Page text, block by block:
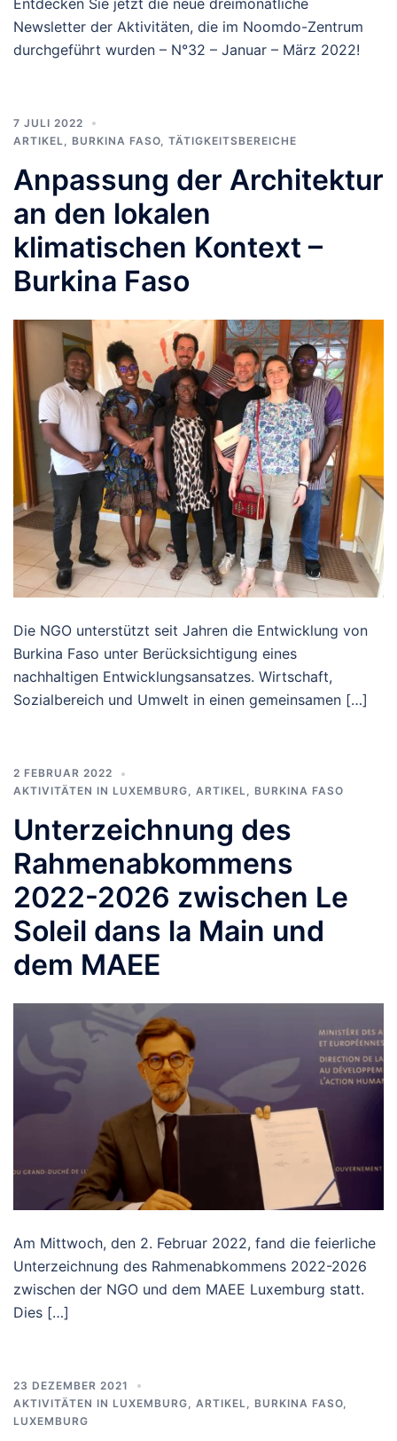
Newsletter der Aktivitäten, die im Noomdo-Zentrum
durchgeführt wurden – N°32 – Januar – März 2022!
7 JULI 2022
ARTIKEL
BURKINA FASO TÄTIGKEITSBEREICHE
Anpassung der Architektur
an den lokalen
klimatischen Kontext –
Burkina Faso
Die NGO unterstützt seit Jahren die Entwicklung von
Burkina Faso unter Berücksichtigung eines
nachhaltigen Entwicklungsansatzes. Wirtschaft,
Sozialbereich und Umwelt in einen gemeinsamen […]
2 FEBRUAR 2022
AKTIVITÄTEN IN LUXEMBURG, ARTIKEL, BURKINA FASO
Unterzeichnung des
Rahmenabkommens
2022-2026 zwischen Le
Soleil dans la Main und
dem MAEE
Am Mittwoch, den 2. Februar 2022, fand die feierliche
Unterzeichnung des Rahmenabkommens 2022-2026
zwischen der NGO und dem MAEE Luxemburg statt.
Dies […]
23 DEZEMBER 2021
AKTIVITÄTEN IN LUXEMBURG
ARTIKEL BURKINA FASO
LUXEMBURG